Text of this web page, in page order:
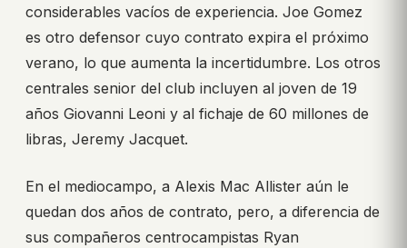
considerables vacíos de experiencia. Joe Gomez
es otro defensor cuyo contrato expira el próximo
verano, lo que aumenta la incertidumbre. Los otros
centrales senior del club incluyen al joven de 19
años Giovanni Leoni y al fichaje de 60 millones de
libras, Jeremy Jacquet.
En el mediocampo, a Alexis Mac Allister aún le
quedan dos años de contrato, pero, a diferencia de
sus compañeros centrocampistas Ryan